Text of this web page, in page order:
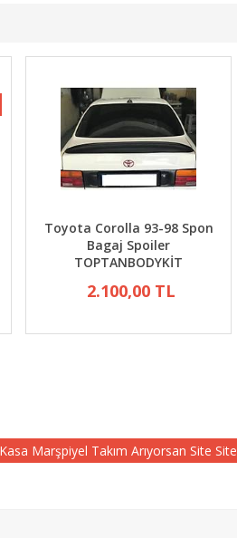
Toyota Corolla 93-98 Spon
Bagaj Spoiler
TOPTANBODYKİT
2.100,00 TL
Marşpiyel Takım Arıyorsan Site